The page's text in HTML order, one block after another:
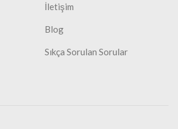
İletişim
Blog
Sıkça Sorulan Sorular